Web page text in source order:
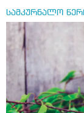
სამკურნალო